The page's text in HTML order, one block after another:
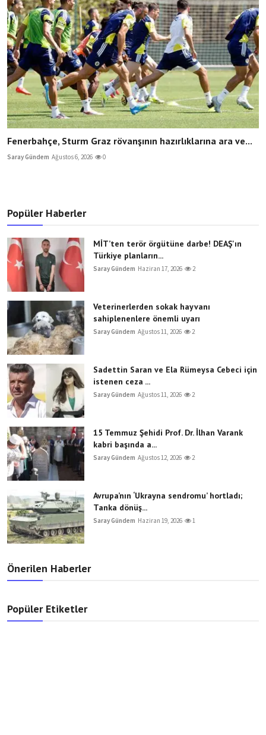
Fenerbahçe, Sturm Graz rövanşının hazırlıklarına ara ve...
Saray Gündem Ağustos 6, 2026 0
Popüler Haberler
MİT’ten terör örgütüne darbe! DEAŞ'ın
Türkiye planların...
Saray Gündem Haziran 17, 2026 2
Veterinerlerden sokak hayvanı
sahiplenenlere önemli uyarı
Saray Gündem Ağustos 11, 2026 2
Sadettin Saran ve Ela Rümeysa Cebeci için
istenen ceza ...
Saray Gündem Ağustos 11, 2026 2
15 Temmuz Şehidi Prof. Dr. İlhan Varank
kabri başında a...
Saray Gündem Ağustos 12, 2026 2
Avrupa’nın ‘Ukrayna sendromu’ hortladı;
Tanka dönüş...
Saray Gündem Haziran 19, 2026 1
Önerilen Haberler
Popüler Etiketler